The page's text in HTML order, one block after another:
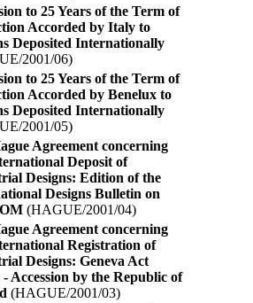
to 25 Years of the Term of
Accorded by Italy to
Deposited Internationally
2001/06)
to 25 Years of the Term of
Accorded by Benelux to
Deposited Internationally
2001/05)
Agreement concerning
Deposit of
Designs: Edition of the
Designs Bulletin on
(HAGUE/2001/04)
Agreement concerning
Registration of
Designs: Geneva Act
- Accession by the Republic of
(HAGUE/2001/03)